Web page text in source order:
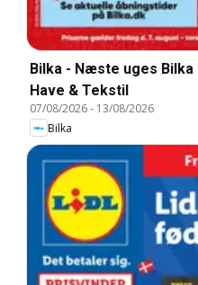
Bilka - Næste uges
Have & Tekstil
07/08/2026- 13/08/2026
Bilka